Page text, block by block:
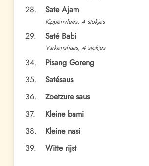
28. Sate Ajam
Kippenvlees, 4 stokjes
29. Saté Babi
Varkenshaas, 4 stokjes
34. Pisang Goreng
35.
Satésaus
36.
Zoetzure saus
37.
Kleine bami
38.
Kleine nasi
39.
Witte rijst